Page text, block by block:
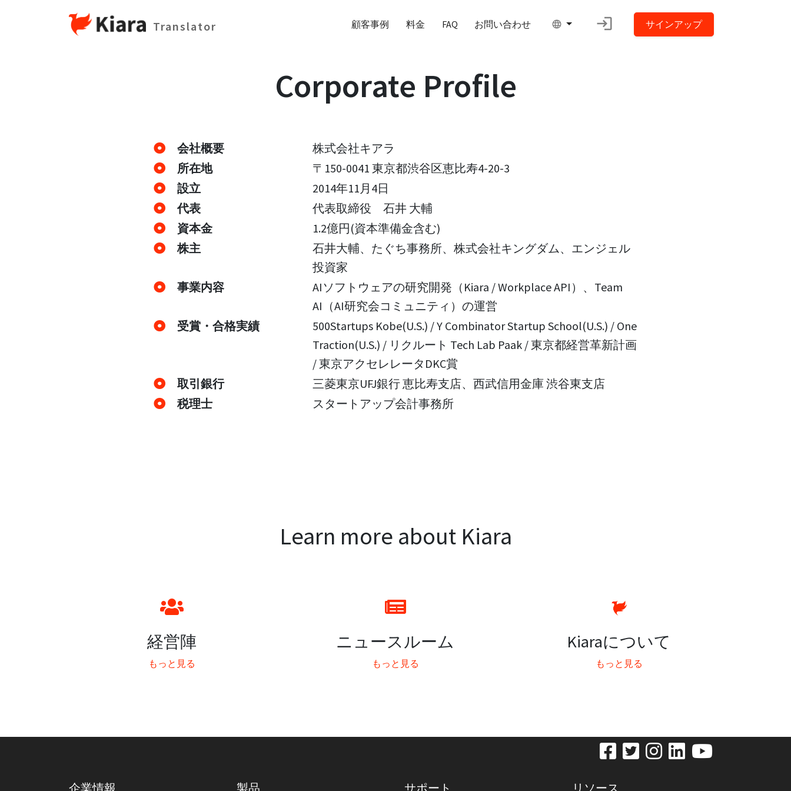
Translator 顧客事例 料金 FAQ お問い合わせ language login サインアップ
Corporate Profile
会社概要
株式会社キアラ
所在地
〒150-0041 東京都渋谷区恵比寿4-20-3
設立
2014年11月4日
代表
代表取締役 石井 大輔
資本金
1.2億円(資本準備金含む)
株主
石井大輔、たぐち事務所、株式会社キングダム、エンジェル
投資家
事業内容
AIソフトウェアの研究開発（Kiara / Workplace API）、Team
AI（AI研究会コミュニティ）の運営
受賞・合格実績
500Startups Kobe(U.S.) / Y Combinator Startup School(U.S.) / One
Traction(U.S.) / リクルート Tech Lab Paak / 東京都経営革新計画
/ 東京アクセレレータDKC賞
取引銀行
三菱東京UFJ銀行 恵比寿支店、西武信用金庫 渋谷東支店
税理士
スタートアップ会計事務所
Learn more about Kiara
経営陣
もっと見る
ニュースルーム
もっと見る
Kiaraについて
もっと見る
企業情報 製品 サポート リソース